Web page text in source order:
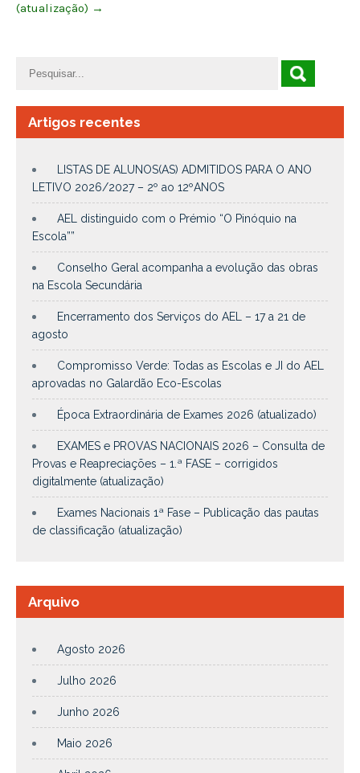
(atualização) →
Artigos recentes
LISTAS DE ALUNOS(AS) ADMITIDOS PARA O ANO
LETIVO 2026/2027 – 2º ao 12ºANOS
AEL distinguido com o Prémio “O Pinóquio na
Escola””
Conselho Geral acompanha a evolução das obras
na Escola Secundária
Encerramento dos Serviços do AEL – 17 a 21 de
agosto
Compromisso Verde: Todas as Escolas e JI do AEL
aprovadas no Galardão Eco-Escolas
Época Extraordinária de Exames 2026 (atualizado)
EXAMES e PROVAS NACIONAIS 2026 – Consulta de
Provas e Reapreciações – 1.ª FASE – corrigidos
digitalmente (atualização)
Exames Nacionais 1ª Fase – Publicação das pautas
de classificação (atualização)
Arquivo
Agosto 2026
Julho 2026
Junho 2026
Maio 2026